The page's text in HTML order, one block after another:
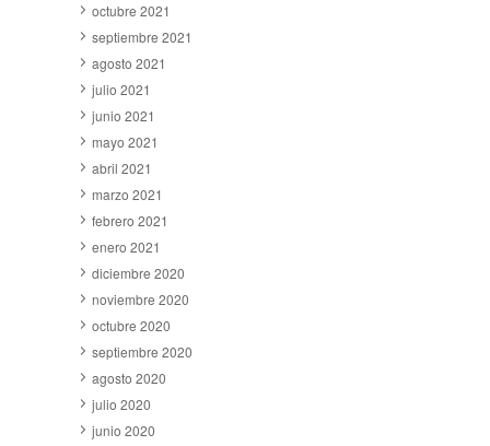
octubre 2021
septiembre 2021
agosto 2021
julio 2021
junio 2021
mayo 2021
abril 2021
marzo 2021
febrero 2021
enero 2021
diciembre 2020
noviembre 2020
octubre 2020
septiembre 2020
agosto 2020
julio 2020
junio 2020